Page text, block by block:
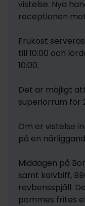
vistelse. Nya
receptionen
Frukost
till 10:00 och
10:00.
Det är möjligt
superiorrum för
Om er vistelse
på en
Middagen på
samt kalvbiff,
revbensspjäll.
pommes frites